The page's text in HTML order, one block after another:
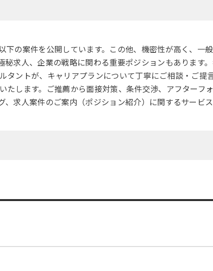
下の案件を公開しています。この他、機密性が高く、一
秘求人、企業の戦略に関わる重要ポジションもあります
タントが、キャリアプランについて丁寧にご相談・ご
たします。ご推薦から面接対策、条件交渉、アフターフ
求人案件のご案内（ポジション紹介）に関するサービス